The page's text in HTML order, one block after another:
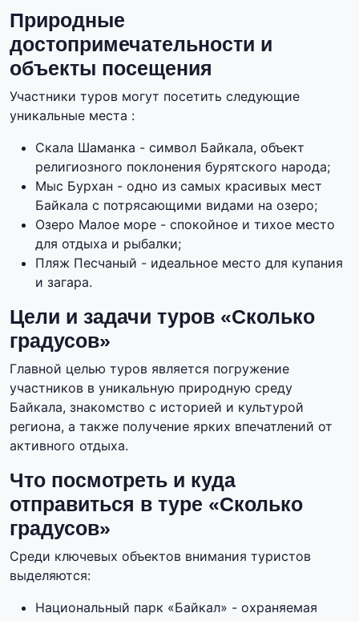
Природные
достопримечательности и
объекты посещения
Участники туров могут посетить следующие
уникальные места :
Скала Шаманка - символ Байкала, объект
религиозного поклонения бурятского народа;
Мыс Бурхан - одно из самых красивых мест
Байкала с потрясающими видами на озеро;
Озеро Малое море - спокойное и тихое место
для отдыха и рыбалки;
Пляж Песчаный - идеальное место для купания
и загара.
Цели и задачи туров «Сколько
градусов»
Главной целью туров является погружение
участников в уникальную природную среду
Байкала, знакомство с историей и культурой
региона, а также получение ярких впечатлений от
активного отдыха.
Что посмотреть и куда
отправиться в туре «Сколько
градусов»
Среди ключевых объектов внимания туристов
выделяются:
Национальный парк «Байкал» - охраняемая